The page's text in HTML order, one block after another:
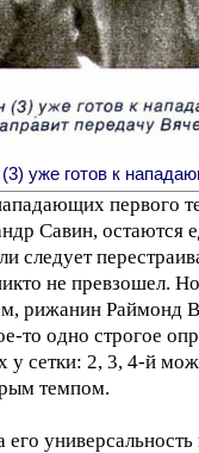
уже готов к
первого
Савин, остаются
следует
не превзошел.
рижанин Раймонд
то одно строгое
у сетки: 2, 3, 4-й
темпом.